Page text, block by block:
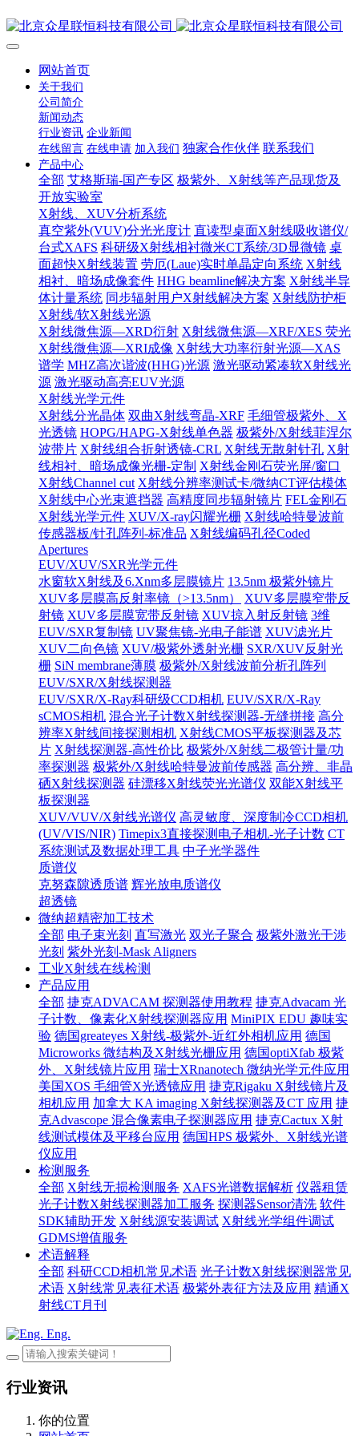
网站首页
关于我们
公司简介
新闻动态
行业资讯 企业新闻
在线留言 在线申请 加入我们 独家合作伙伴 联系我们
产品中心
全部 艾格斯瑞-国产专区 极紫外、X射线等产品现货及
开放实验室
X射线、XUV分析系统
真空紫外(VUV)分光光度计 直读型桌面X射线吸收谱仪/
台式XAFS 科研级X射线相衬微米CT系统/3D显微镜 桌
面超快X射线装置 劳厄(Laue)实时单晶定向系统 X射线
相衬、暗场成像套件 HHG beamline解决方案 X射线半导
体计量系统 同步辐射用户X射线解决方案 X射线防护柜
X射线/软X射线光源
X射线微焦源—XRD衍射 X射线微焦源—XRF/XES 荧光
X射线微焦源—XRI成像 X射线大功率衍射光源—XAS
谱学 MHZ高次谐波(HHG)光源 激光驱动紧凑软X射线光
源 激光驱动高亮EUV光源
X射线光学元件
X射线分光晶体 双曲X射线弯晶-XRF 毛细管极紫外、X
光透镜 HOPG/HAPG-X射线单色器 极紫外/X射线菲涅尔
波带片 X射线组合折射透镜-CRL X射线无散射针孔 X射
线相衬、暗场成像光栅-定制 X射线金刚石荧光屏/窗口
X射线Channel cut X射线分辨率测试卡/微纳CT评估模体
X射线中心光束遮挡器 高精度同步辐射镜片 FEL金刚石
X射线光学元件 XUV/X-ray闪耀光栅 X射线哈特曼波前
传感器板/针孔阵列-标准品 X射线编码孔径Coded
Apertures
EUV/XUV/SXR光学元件
水窗软X射线及6.Xnm多层膜镜片 13.5nm 极紫外镜片
XUV多层膜高反射率镜（>13.5nm）
XUV多层膜窄带反
射镜 XUV多层膜宽带反射镜 XUV掠入射反射镜 3维
EUV/SXR复制镜 UV聚焦镜-光电子能谱 XUV滤光片
XUV二向色镜 XUV/极紫外透射光栅 SXR/XUV反射光
栅 SiN membrane薄膜 极紫外/X射线波前分析孔阵列
EUV/SXR/X射线探测器
EUV/SXR/X-Ray科研级CCD相机 EUV/SXR/X-Ray
sCMOS相机 混合光子计数X射线探测器-无缝拼接 高分
辨率X射线间接探测相机 X射线CMOS平板探测器及芯
片 X射线探测器-高性价比 极紫外/X射线二极管计量/功
率探测器 极紫外/X射线哈特曼波前传感器 高分辨、非晶
硒X射线探测器 硅漂移X射线荧光光谱仪 双能X射线平
板探测器
XUV/VUV/X射线光谱仪 高灵敏度、深度制冷CCD相机
(UV/VIS/NIR) Timepix3直接探测电子相机-光子计数 CT
系统测试及数据处理工具 中子光学器件
质谱仪
克努森隙透质谱 辉光放电质谱仪
超透镜
微纳超精密加工技术
全部 电子束光刻 直写激光 双光子聚合 极紫外激光干涉
光刻 紫外光刻-Mask Aligners
工业X射线在线检测
产品应用
全部 捷克ADVACAM 探测器使用教程 捷克Advacam 光
子计数、像素化X射线探测器应用 MiniPIX EDU 趣味实
验 德国greateyes X射线-极紫外-近红外相机应用 德国
Microworks 微结构及X射线光栅应用 德国optiXfab 极紫
外、X射线镜片应用 瑞士XRnanotech 微纳光学元件应用
美国XOS 毛细管X光透镜应用 捷克Rigaku X射线镜片及
相机应用 加拿大 KA imaging X射线探测器及CT 应用 捷
克Advascope 混合像素电子探测器应用 捷克Cactux X射
线测试模体及平移台应用 德国HPS 极紫外、X射线光谱
仪应用
检测服务
全部 X射线无损检测服务 XAFS光谱数据解析 仪器租赁
光子计数X射线探测器加工服务 探测器Sensor清洗 软件
SDK辅助开发 X射线源安装调试 X射线光学组件调试
GDMS增值服务
术语解释
全部 科研CCD相机常见术语 光子计数X射线探测器常见
术语 X射线常见表征术语 极紫外表征方法及应用 精通X
射线CT月刊
Eng.
行业资讯
你的位置